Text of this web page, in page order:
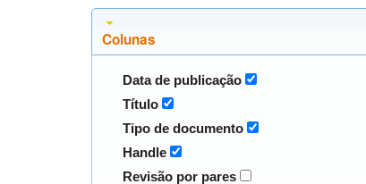
Colunas
Data de publicação
Título
Tipo de documento
Handle
Revisão por pares